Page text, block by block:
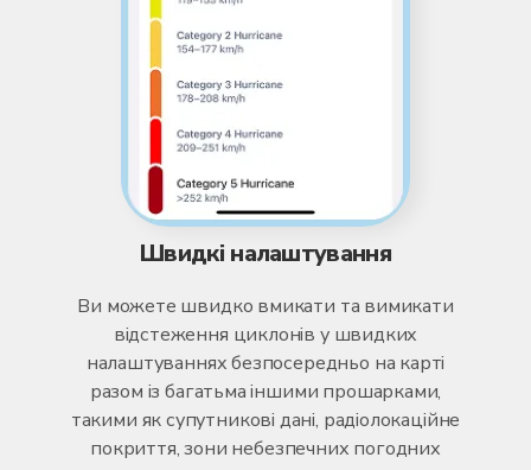
Швидкі налаштування
Ви можете швидко вмикати та вимикати
відстеження циклонів у швидких
налаштуваннях безпосередньо на карті
разом із багатьма іншими прошарками,
такими як супутникові дані, радіолокаційне
покриття, зони небезпечних погодних